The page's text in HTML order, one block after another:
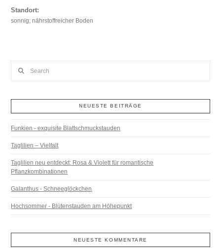
Standort:
sonnig; nährstoffreicher Boden
NEUESTE BEITRÄGE
Funkien - exquisite Blattschmuckstauden
Taglilien – Vielfalt
Taglilien neu entdeckt: Rosa & Violett für romantische
Pflanzkombinationen
Galanthus - Schneeglöckchen
Hochsommer - Blütenstauden am Höhepunkt
NEUESTE KOMMENTARE